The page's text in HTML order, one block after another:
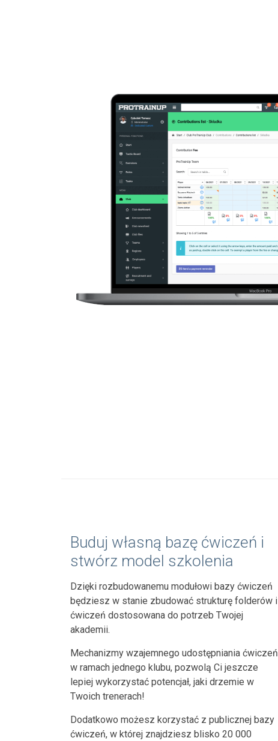
Buduj własną bazę ćwiczeń i
stwórz model szkolenia
Dzięki rozbudowanemu modułowi bazy ćwiczeń
będziesz w stanie zbudować strukturę folderów i
ćwiczeń dostosowana do potrzeb Twojej
akademii.
Mechanizmy wzajemnego udostępniania ćwiczeń
w ramach jednego klubu, pozwolą Ci jeszcze
lepiej wykorzystać potencjał, jaki drzemie w
Twoich trenerach!
Dodatkowo możesz korzystać z publicznej bazy
ćwiczeń, w której znajdziesz blisko 20 000